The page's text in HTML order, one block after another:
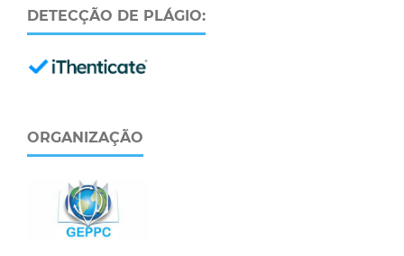
DETECÇÃO DE PLÁGIO:
ORGANIZAÇÃO